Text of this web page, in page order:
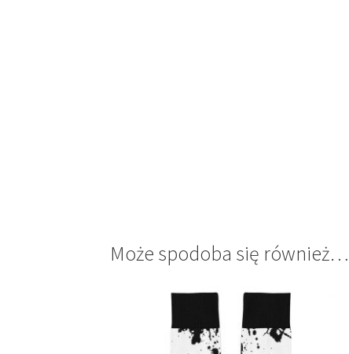
Może spodoba się również…